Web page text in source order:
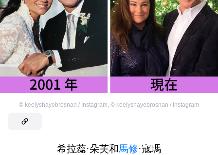
© keelyshayebrosnan / Instagram, © keelyshayebrosnan / Instagram
希拉蕊·朵芙和馬修·寇瑪